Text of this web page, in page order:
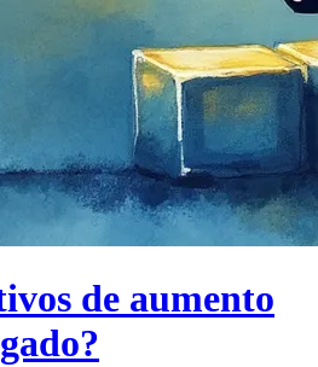
de aumento